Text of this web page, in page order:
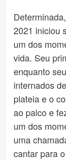
2021 iniciou
um dos
vida. Seu
enquanto
internados
plateia e o
ao palco e
um dos
uma
cantar para